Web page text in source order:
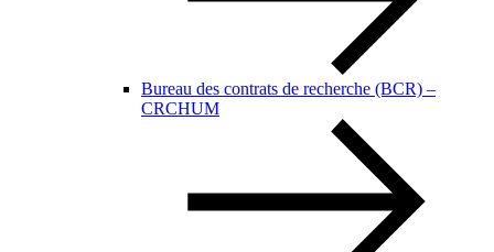
Bureau des contrats de recherche (BCR) –
CRCHUM